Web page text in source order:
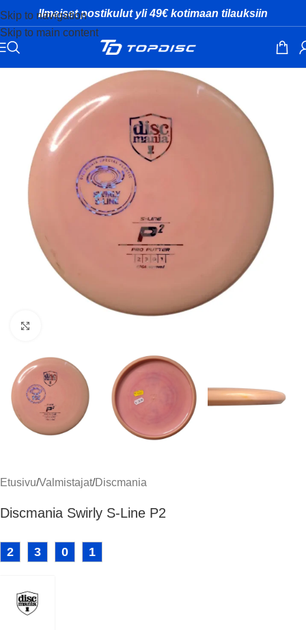
Skip to navigation
Skip to main content
Ilmaiset postikulut yli 49€ kotimaan tilauksiin
Etusivu/Valmistajat/Discmania
Discmania Swirly S-Line P2
2 3 0 1